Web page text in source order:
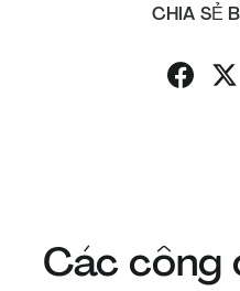
CHIA SẺ
Các công